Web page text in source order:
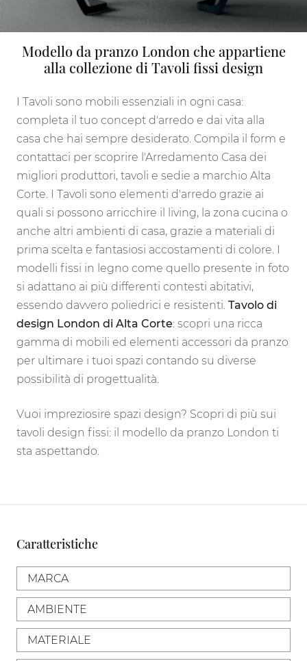
Vuoi impreziosire spazi design? Scopri di più sui
tavoli design fissi: il modello da pranzo London ti
sta aspettando.
Modello da pranzo London che appartiene
alla collezione di Tavoli fissi design
I Tavoli sono mobili essenziali in ogni casa:
completa il tuo concept d'arredo e dai vita alla
casa che hai sempre desiderato. Compila il form e
contattaci per scoprire l'Arredamento Casa dei
migliori produttori, tavoli e sedie a marchio Alta
Corte. I Tavoli sono elementi d'arredo grazie ai
quali si possono arricchire il living, la zona cucina o
anche altri ambienti di casa, grazie a materiali di
prima scelta e fantasiosi accostamenti di colore. I
modelli fissi in legno come quello presente in foto
si adattano ai più differenti contesti abitativi,
essendo davvero poliedrici e resistenti. Tavolo di
design London di Alta Corte: scopri una ricca
gamma di mobili ed elementi accessori da pranzo
per ultimare i tuoi spazi contando su diverse
possibilità di progettualità.
Caratteristiche
MARCA
AMBIENTE
MATERIALE